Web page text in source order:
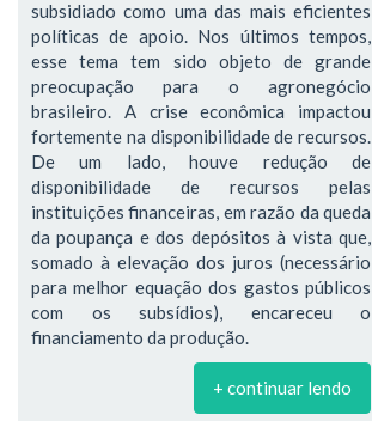
subsidiado como uma das mais eficientes
políticas de apoio. Nos últimos tempos,
esse tema tem sido objeto de grande
preocupação para o agronegócio
brasileiro. A crise econômica impactou
fortemente na disponibilidade de recursos.
De um lado, houve redução de
disponibilidade de recursos pelas
instituições financeiras, em razão da queda
da poupança e dos depósitos à vista que,
somado à elevação dos juros (necessário
para melhor equação dos gastos públicos
com os subsídios), encareceu o
financiamento da produção.
+ continuar lendo